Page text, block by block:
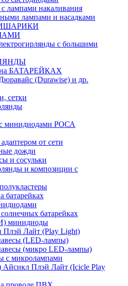
лампами накаливания
лампами и насадками
с большими
на БАТАРЕЙКАХ
(Durawise) и др.
сетки
минидиодами РОСА
от сети
дожди
и сосульки
и композиции с
батарейках
батарейках
минидиоды
Плэй Лайт (Play Light)
(LED-лампы)
(микро LED-лампы)
с микролампами
Айсикл Плэй Лайт (Icicle Play